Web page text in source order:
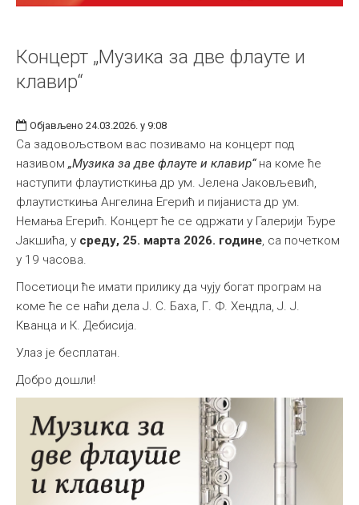
Концерт „Музика за две флауте и
клавир“
Објављено 24.03.2026. у 9:08
Са задовољством вас позивамо на концерт под
називом „Музика за две флауте и клавир“на коме ће
наступити флаутисткиња др ум. Јелена Јаковљевић,
флаутисткиња Ангелина Егерић и пијаниста др ум.
Немања Егерић. Концерт ће се одржати у Галерији Ђуре
Јакшића, у среду, 25. марта 2026. године, са почетком
у 19 часова.
Посетиоци ће имати прилику да чују богат програм на
коме ће се наћи дела Ј. С. Баха, Г. Ф. Хендла, Ј. Ј.
Кванца и К. Дебисија.
Улаз је бесплатан.
Добро дошли!